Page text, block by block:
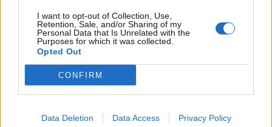
I want to opt-out of Collection, Use,
Retention, Sale, and/or Sharing of my
Personal Data that Is Unrelated with the
Purposes for which it was collected.
Opted Out
CONFIRM
Data Deletion Data Access Privacy Policy
LIFESTYLE
16.09.2020 22:38
PARAPOLITIKA NEWSROOM
Gabby Epstein: Ο «διάβολος» φορούσε…
X